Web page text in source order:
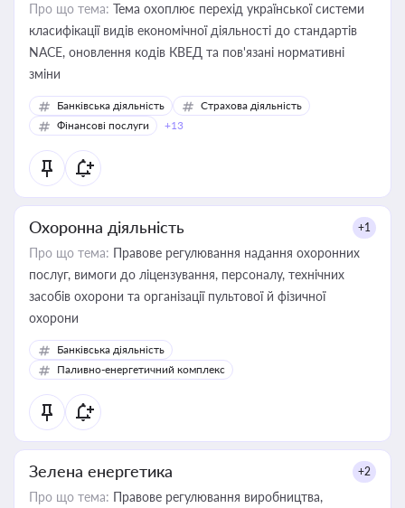
Про що тема: Тема охоплює перехід української системи
класифікації видів економічної діяльності до стандартів
NACE, оновлення кодів КВЕД та пов'язані нормативні
зміни
Банківська діяльність
Страхова діяльність
Фінансові послуги
+13
Охоронна діяльність +1
Про що тема: Правове регулювання надання охоронних
послуг, вимоги до ліцензування, персоналу, технічних
засобів охорони та організації пультової й фізичної
охорони
Банківська діяльність
Паливно-енергетичний комплекс
Зелена енергетика +2
Про що тема: Правове регулювання виробництва,